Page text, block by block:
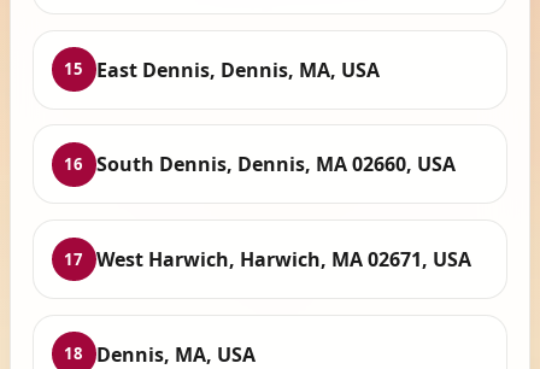
15 East Dennis, Dennis, MA, USA
16 South Dennis, Dennis, MA 02660, USA
17 West Harwich, Harwich, MA 02671, USA
18 Dennis, MA, USA